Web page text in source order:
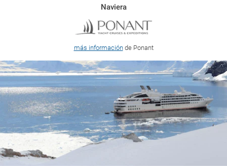
Naviera
más informaciónde Ponant